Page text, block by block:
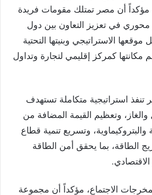
مؤكداً أن مصر تمتلك مقومات فريدة
محوري في تعزيز التعاون بين دول
الاستراتيجي وبنيتها التحتية
مكانتها كمركز إقليمي لتجارة وتداول
استراتيجية متكاملة تستهدف
والغاز، وتعظيم القيمة المضافة من
والبتروكيماوية، وتسريع تنمية قطاع
الطاقة، بما يحقق أمن الطاقة
الاقتصادي.
الاجتماع، مؤكداً أن مجموعة